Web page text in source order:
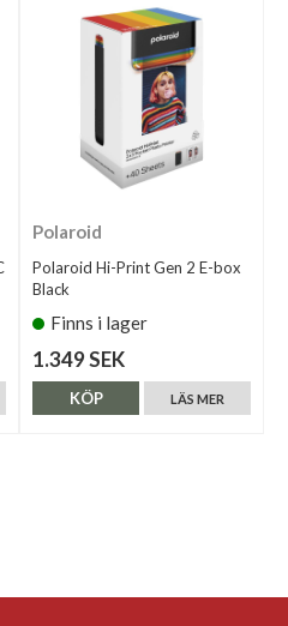
Polaroid
Polaroid Hi-Print Gen 2 E-box
Black
Finns i lager
1.349 SEK
LÄS MER
KÖP